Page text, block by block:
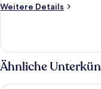
Weitere Details
Weitere
Ähnliche